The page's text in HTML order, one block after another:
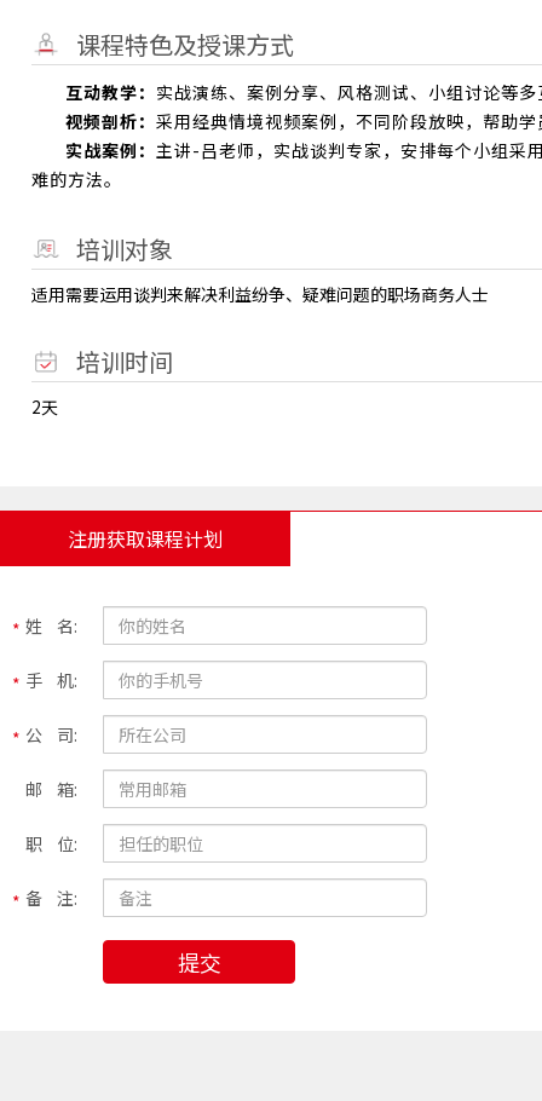
课程特色及授课方式
互动教学： 实战演练、案例分享、风格测试、小组讨论等
视频剖析： 采用经典情境视频案例，不同阶段放映，帮助
实战案例： 主讲-吕老师，实战谈判专家，安排每个小组采
难的方法。
培训对象
适用需要运用谈判来解决利益纷争、疑难问题的职场商务人士
培训时间
2天
注册获取课程计划
姓 名:
手 机:
公 司:
邮 箱:
职 位:
备 注:
提交